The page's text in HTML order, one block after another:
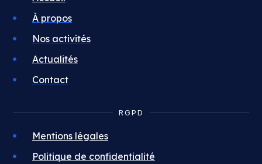
À propos
Nos activités
Actualités
Contact
RGPD
Mentions légales
Politique de confidentialité